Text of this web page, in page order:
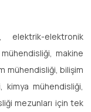
elektrik-elektronik
makine
mühendisliği, bilişim
kimya mühendisliği,
mezunları için tek